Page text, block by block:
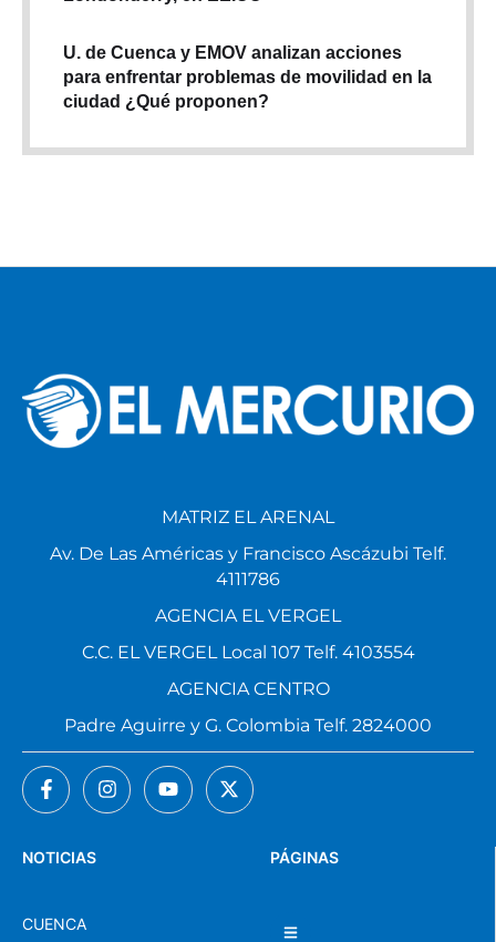
U. de Cuenca y EMOV analizan acciones
para enfrentar problemas de movilidad en la
ciudad ¿Qué proponen?
PÁGINAS
NOTICIAS
CUENCA
MATRIZ EL ARENAL
Av. De Las Américas y Francisco Ascázubi Telf.
4111786
AGENCIA EL VERGEL
C.C. EL VERGEL Local 107 Telf. 4103554
AGENCIA CENTRO
Padre Aguirre y G. Colombia Telf. 2824000